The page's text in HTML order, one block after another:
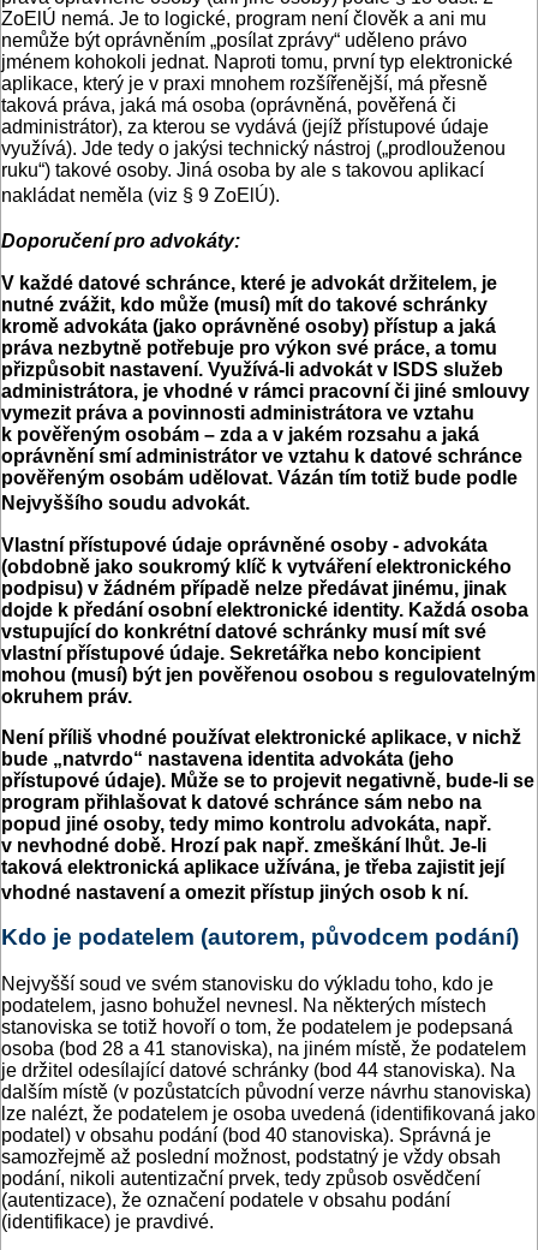
ZoElÚ nemá. Je to logické, program není člověk a ani mu
nemůže být oprávněním „posílat zprávy“ uděleno právo
jménem kohokoli jednat. Naproti tomu, první typ elektronické
aplikace, který je v praxi mnohem rozšířenější, má přesně
taková práva, jaká má osoba (oprávněná, pověřená či
administrátor), za kterou se vydává (jejíž přístupové údaje
využívá). Jde tedy o jakýsi technický nástroj („prodlouženou
ruku“) takové osoby. Jiná osoba by ale s takovou aplikací
nakládat neměla (viz § 9 ZoElÚ).
Doporučení pro advokáty:
V každé datové schránce, které je advokát držitelem, je
nutné zvážit, kdo může (musí) mít do takové schránky
kromě advokáta (jako oprávněné osoby) přístup a jaká
práva nezbytně potřebuje pro výkon své práce, a tomu
přizpůsobit nastavení. Využívá-li advokát v ISDS služeb
administrátora, je vhodné v rámci pracovní či jiné smlouvy
vymezit práva a povinnosti administrátora ve vztahu
k pověřeným osobám – zda a v jakém rozsahu a jaká
oprávnění smí administrátor ve vztahu k datové schránce
pověřeným osobám udělovat. Vázán tím totiž bude podle
Nejvyššího soudu advokát.
Vlastní přístupové údaje oprávněné osoby - advokáta
(obdobně jako soukromý klíč k vytváření elektronického
podpisu) v žádném případě nelze předávat jinému, jinak
dojde k předání osobní elektronické identity. Každá osoba
vstupující do konkrétní datové schránky musí mít své
vlastní přístupové údaje. Sekretářka nebo koncipient
mohou (musí) být jen pověřenou osobou s regulovatelným
okruhem práv.
Není příliš vhodné používat elektronické aplikace, v nichž
bude „natvrdo“ nastavena identita advokáta (jeho
přístupové údaje). Může se to projevit negativně, bude-li se
program přihlašovat k datové schránce sám nebo na
popud jiné osoby, tedy mimo kontrolu advokáta, např.
v nevhodné době. Hrozí pak např. zmeškání lhůt. Je-li
taková elektronická aplikace užívána, je třeba zajistit její
vhodné nastavení a omezit přístup jiných osob k ní.
Kdo je podatelem (autorem, původcem podání)
Nejvyšší soud ve svém stanovisku do výkladu toho, kdo je
podatelem, jasno bohužel nevnesl. Na některých místech
stanoviska se totiž hovoří o tom, že podatelem je podepsaná
osoba (bod 28 a 41 stanoviska), na jiném místě, že podatelem
je držitel odesílající datové schránky (bod 44 stanoviska). Na
dalším místě (v pozůstatcích původní verze návrhu stanoviska)
lze nalézt, že podatelem je osoba uvedená (identifikovaná jako
podatel) v obsahu podání (bod 40 stanoviska). Správná je
samozřejmě až poslední možnost, podstatný je vždy obsah
podání, nikoli autentizační prvek, tedy způsob osvědčení
(autentizace), že označení podatele v obsahu podání
(identifikace) je pravdivé.